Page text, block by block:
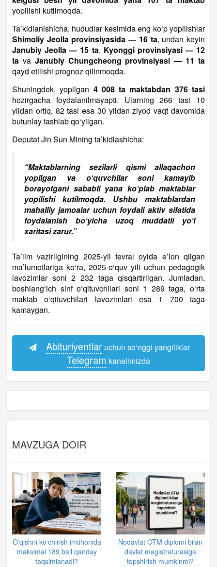
yopilishi kutilmoqda.
Ta’kidlanishicha, hududlar kesimida eng ko‘p yopilishlar
Shimoliy Jeolla provinsiyasida — 16 ta, undan keyin
Janubiy Jeolla — 15 ta, Kyonggi provinsiyasi — 12
ta va Janubiy Chungcheong provinsiyasi — 11 ta
qayd etilishi prognoz qilinmoqda.
Shuningdek, yopilgan 4 008 ta maktabdan 376 tasi
hozirgacha foydalanilmayapti. Ularning 266 tasi 10
yildan ortiq, 82 tasi esa 30 yildan ziyod vaqt davomida
butunlay tashlab qo‘yilgan.
Deputat Jin Sun Mining ta’kidlashicha:
“Maktablarning sezilarli qismi allaqachon
yopilgan va o‘quvchilar soni kamayib
borayotgani sababli yana ko‘plab maktablar
yopilishi kutilmoqda. Ushbu maktablardan
mahalliy jamoalar uchun foydali aktiv sifatida
foydalanish bo‘yicha uzoq muddatli yo‘l
xaritasi zarur.”
Ta’lim vazirligining 2025-yil fevral oyida e’lon qilgan
ma’lumotlariga ko‘ra, 2025-o‘quv yili uchun pedagogik
lavozimlar soni 2 232 taga qisqartirilgan. Jumladan,
boshlang‘ich sinf o‘qituvchilari soni 1 289 taga, o‘rta
maktab o‘qituvchilari lavozimlari esa 1 700 taga
kamaygan.
Abituriyentlaruchun so‘nggi yangiliklar
Telegram kanalimizda
MAVZUGA DOIR
O‘qishni ko‘chirish imtihonida
maksimal 189 ball qanday
taqsimlanadi?
Nodavlat OTM diplomi bilan
davlat magistraturasiga
topshirish mumkinmi?